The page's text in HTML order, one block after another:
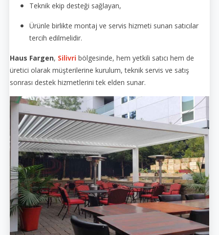
Teknik ekip desteği sağlayan,
Ürünle birlikte montaj ve servis hizmeti sunan satıcılar
tercih edilmelidir.
Haus Fargen, Silivri bölgesinde, hem yetkili satıcı hem de
üretici olarak müşterilerine kurulum, teknik servis ve satış
sonrası destek hizmetlerini tek elden sunar.